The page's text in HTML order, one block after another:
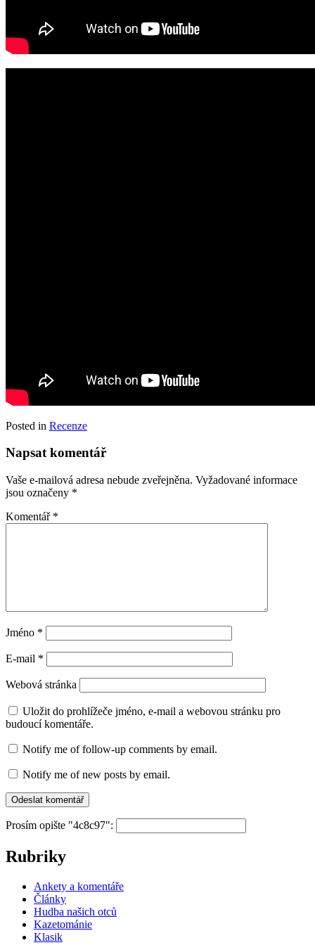
Posted in Recenze
Napsat komentář
Vaše e-mailová adresa nebude zveřejněna. Vyžadované informace
jsou označeny *
Komentář *
Jméno *
E-mail *
Webová stránka
Uložit do prohlížeče jméno, e-mail a webovou stránku pro
budoucí komentáře.
Notify me of follow-up comments by email.
Notify me of new posts by email.
Prosím opište "4c8c97":
Rubriky
Ankety a komentáře
Články
Hudba našich otců
Kazetománie
Klasik